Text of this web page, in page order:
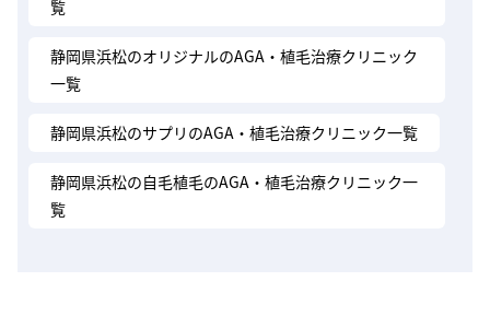
覧
静岡県浜松のオリジナルのAGA・植毛治療クリニック
一覧
静岡県浜松のサプリのAGA・植毛治療クリニック一覧
静岡県浜松の自毛植毛のAGA・植毛治療クリニック一
覧